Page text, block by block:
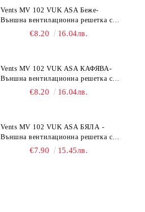
Vents MV 102 VUK ASA Беже-
Външна вентилационна решетка с
гравитачна клапа Ø 100, Ø 125,
€8.20 16.04лв.
Vents MV 102 VUK ASA КАФЯВА-
Външна вентилационна решетка с
гравитачна клапа Ø 100, Ø 125,
€8.20 16.04лв.
Vents MV 102 VUK ASA БЯЛА -
Външна вентилационна решетка с
гравитачна клапа Ø 100, Ø 125,
€7.90 15.45лв.